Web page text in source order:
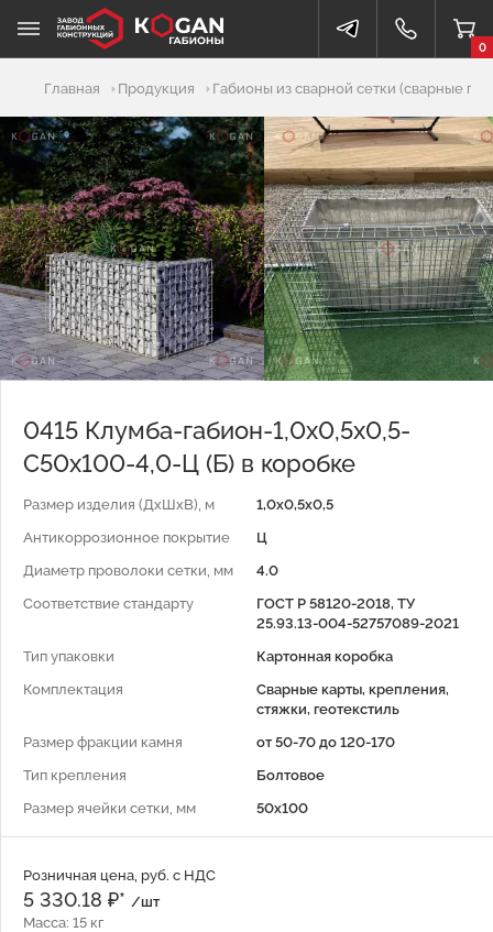
0
Добавлено в корзину
Главная Продукция Габионы из сварной сетки (сварные
0415 Клумба-габион-1,0х0,5х0,5-
С50х100-4,0-Ц (Б) в коробке
Размер изделия (ДхШхВ), м
1,0x0,5х0,5
Антикоррозионное покрытие
Ц
Диаметр проволоки сетки, мм
4.0
Соответствие стандарту
ГОСТ Р 58120-2018, ТУ
25.93.13-004-52757089-2021
Тип упаковки
Картонная коробка
Комплектация
Сварные карты, крепления,
стяжки, геотекстиль
Размер фракции камня
от 50-70 до 120-170
Тип крепления
Болтовое
Размер ячейки сетки, мм
50x100
Розничная цена, руб. с НДС
5 330.18 ₽* /шт
Масса: 15 кг